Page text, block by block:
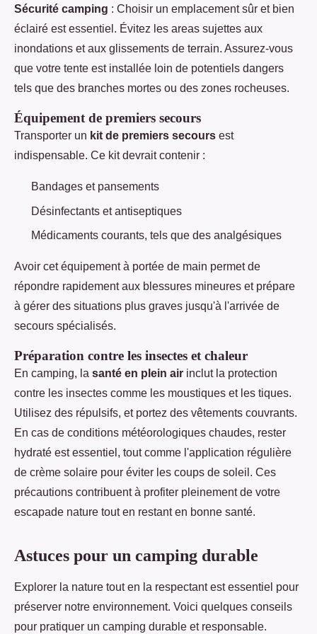
Sécurité camping : Choisir un emplacement sûr et bien
éclairé est essentiel. Évitez les areas sujettes aux
inondations et aux glissements de terrain. Assurez-vous
que votre tente est installée loin de potentiels dangers
tels que des branches mortes ou des zones rocheuses.
Équipement de premiers secours
Transporter un kit de premiers secours est
indispensable. Ce kit devrait contenir :
Bandages et pansements
Désinfectants et antiseptiques
Médicaments courants, tels que des analgésiques
Avoir cet équipement à portée de main permet de
répondre rapidement aux blessures mineures et prépare
à gérer des situations plus graves jusqu'à l'arrivée de
secours spécialisés.
Préparation contre les insectes et chaleur
En camping, la santé en plein air inclut la protection
contre les insectes comme les moustiques et les tiques.
Utilisez des répulsifs, et portez des vêtements couvrants.
En cas de conditions météorologiques chaudes, rester
hydraté est essentiel, tout comme l'application régulière
de crème solaire pour éviter les coups de soleil. Ces
précautions contribuent à profiter pleinement de votre
escapade nature tout en restant en bonne santé.
Astuces pour un camping durable
Explorer la nature tout en la respectant est essentiel pour
préserver notre environnement. Voici quelques conseils
pour pratiquer un camping durable et responsable.